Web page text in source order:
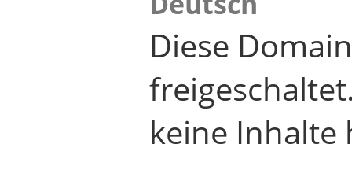
Diese
keine Inhalte